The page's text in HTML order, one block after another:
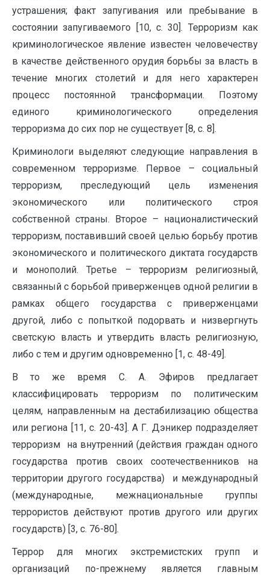
устрашения; факт запугивания или пребывание в
состоянии запугиваемого [10, с. 30]. Терроризм как
криминологическое явление известен человечеству
в качестве действенного орудия борьбы за власть в
течение многих столетий и для него характерен
процесс постоянной трансформации. Поэтому
единого криминологического определения
терроризма до сих пор не существует [8, с. 8].
Криминологи выделяют следующие направления в
современном терроризме. Первое – социальный
терроризм, преследующий цель изменения
экономического или политического строя
собственной страны. Второе – националистический
терроризм, поставивший своей целью борьбу против
экономического и политического диктата государств
и монополий. Третье – терроризм религиозный,
связанный с борьбой приверженцев одной религии в
рамках общего государства с приверженцами
другой, либо с попыткой подорвать и низвергнуть
светскую власть и утвердить власть религиозную,
либо с тем и другим одновременно [1, с. 48-49].
В то же время С. А. Эфиров предлагает
классифицировать терроризм по политическим
целям, направленным на дестабилизацию общества
или региона [11, с. 20-43]. А Г. Дэникер подразделяет
терроризм на внутренний (действия граждан одного
государства против своих соотечественников на
территории другого государства) и международный
(международные, межнациональные группы
террористов действуют против другого или других
государств) [3, с. 76-80].
Террор для многих экстремистских групп и
организаций по-прежнему является главным